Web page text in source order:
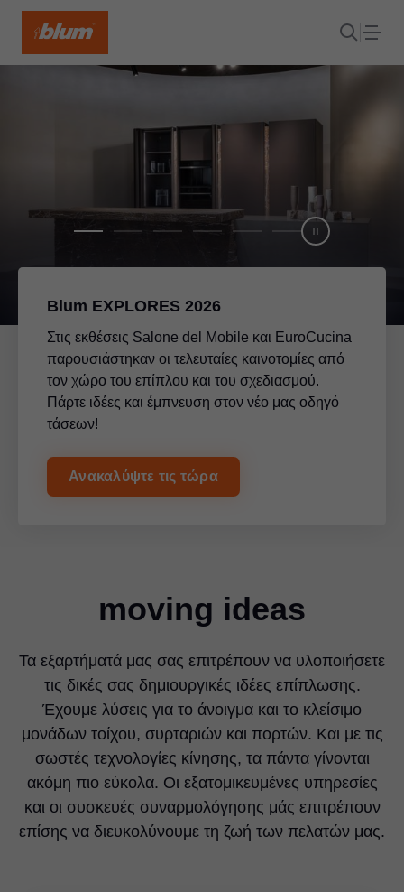
Blum EXPLORES 2026
Στις εκθέσεις Salone del Mobile και EuroCucina
παρουσιάστηκαν οι τελευταίες καινοτομίες από
τον χώρο του επίπλου και του σχεδιασμού.
Πάρτε ιδέες και έμπνευση στον νέο μας οδηγό
τάσεων!
Ανακαλύψτε τις τώρα
moving ideas
Τα εξαρτήματά μας σας επιτρέπουν να υλοποιήσετε
τις δικές σας δημιουργικές ιδέες επίπλωσης.
Έχουμε λύσεις για το άνοιγμα και το κλείσιμο
μονάδων τοίχου, συρταριών και πορτών. Και με τις
σωστές τεχνολογίες κίνησης, τα πάντα γίνονται
ακόμη πιο εύκολα. Οι εξατομικευμένες υπηρεσίες
και οι συσκευές συναρμολόγησης μάς επιτρέπουν
επίσης να διευκολύνουμε τη ζωή των πελατών μας.